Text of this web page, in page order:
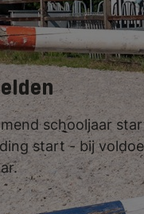
schooljaar
start - bij